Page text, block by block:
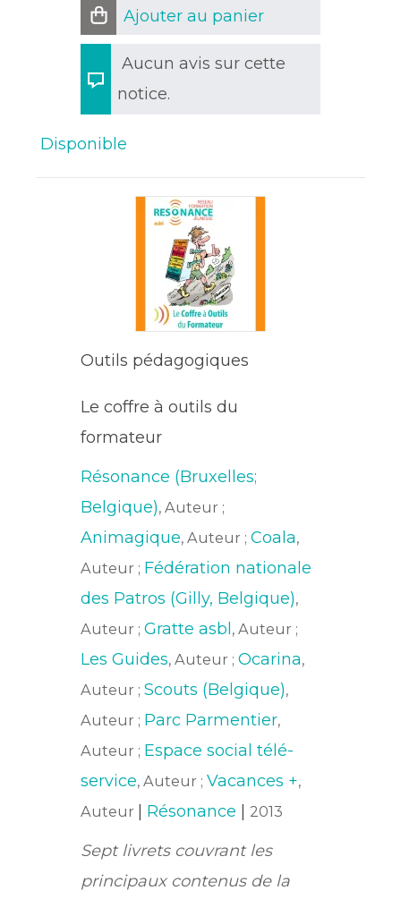
Ajouter au panier
Aucun avis sur cette
notice.
Disponible
Outils pédagogiques
Le coffre à outils du
formateur
Résonance (Bruxelles;
Belgique), Auteur ;
Animagique, Auteur ;Coala,
Auteur ; Fédération nationale
des Patros (Gilly, Belgique),
Auteur ;Gratte asbl , Auteur ;
Les Guides, Auteur ;Ocarina,
Auteur ;Scouts (Belgique),
Auteur ; Parc Parmentier,
Auteur ; Espace social télé-
service, Auteur ;Vacances +,
Auteur
Résonance 2013
Sept livrets couvrant les
principaux contenus de la